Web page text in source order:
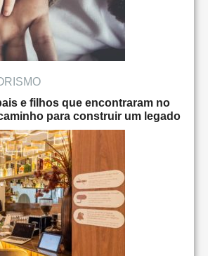
e filhos que encontraram no
para construir um legado